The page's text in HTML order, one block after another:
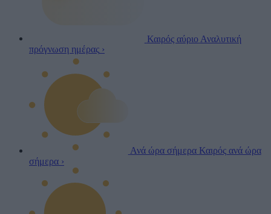
Καιρός αύριο Αναλυτική
πρόγνωση ημέρας ›
Ανά ώρα σήμερα Καιρός ανά ώρα
σήμερα ›